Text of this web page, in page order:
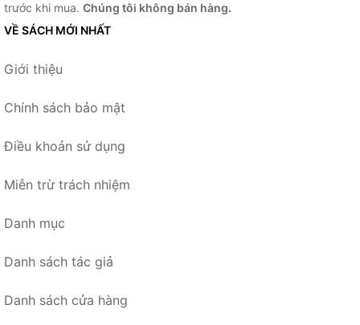
trước khi mua. Chúng tôi không bán hàng.
VỀ SÁCH MỚI NHẤT
Giới thiệu
Chính sách bảo mật
Điều khoản sử dụng
Miễn trừ trách nhiệm
Danh mục
Danh sách tác giả
Danh sách cửa hàng